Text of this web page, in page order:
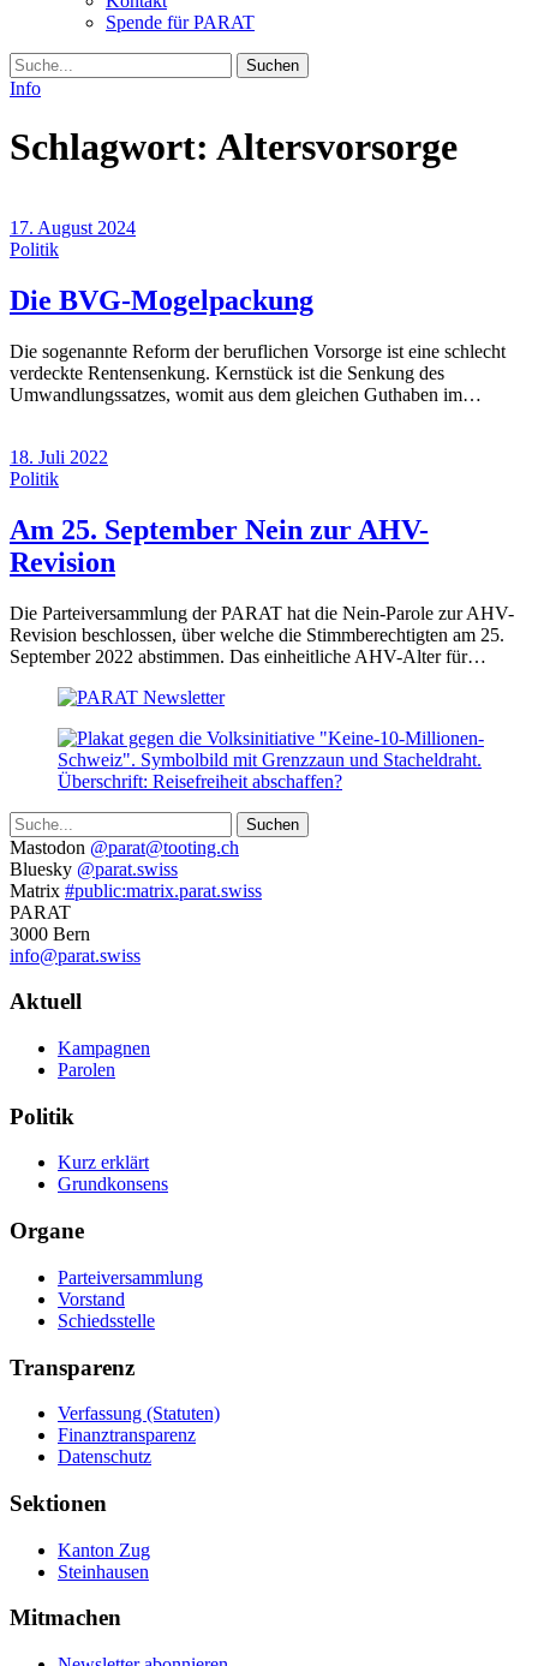
Spende für PARAT
Suche
Info
Schlagwort: Altersvorsorge
17. August 2024
Politik
Die BVG-Mogelpackung(17.
2024)
Die sogenannte Reform der beruflichen Vorsorge ist eine schlecht
verdeckte Rentensenkung. Kernstück ist die Senkung des
Umwandlungssatzes, womit aus dem gleichen Guthaben im…
18. Juli 2022
Politik
Am 25. September Nein zur AHV-
Revision
2022)
Die Parteiversammlung der PARAT hat die Nein-Parole zur AHV-
Revision beschlossen, über welche die Stimmberechtigten am 25.
September 2022 abstimmen. Das einheitliche AHV-Alter für…
Suche
Weitere
Informationen
Mastodon @parat@tooting.ch
Bluesky @parat.swiss
Matrix #public:matrix.parat.swiss
PARAT
3000 Bern
info@parat.swiss
Navigation
Aktuell
Kampagnen
Parolen
Politik
Kurz erklärt
Grundkonsens
Organe
Parteiversammlung
Vorstand
Schiedsstelle
Transparenz
Verfassung (Statuten)
Finanztransparenz
Datenschutz
Sektionen
Kanton Zug
Steinhausen
Mitmachen